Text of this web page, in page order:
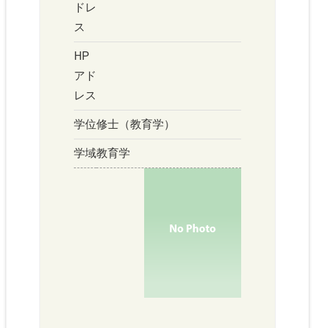
ドレ
ス
HP
アド
レス
学位修士（教育学）
学域教育学